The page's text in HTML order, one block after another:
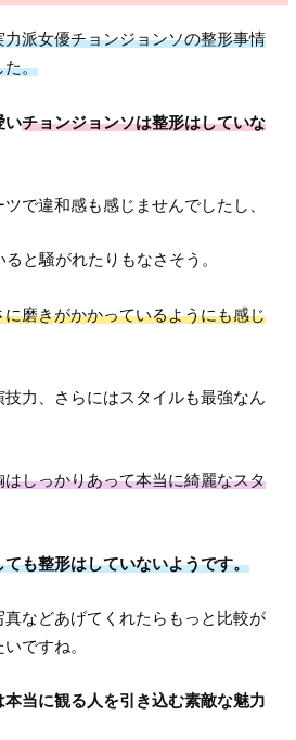
派女優チョンジョンソの整形事情
た。
いチョンジョンソは整形はしていな
で違和感も感じませんでしたし、
と騒がれたりもなさそう。
磨きがかかっているようにも感じ
力、さらにはスタイルも最強なん
しっかりあって本当に綺麗なスタ
も整形はしていないようです。
などあげてくれたらもっと比較が
ですね。
当に観る人を引き込む素敵な魅力